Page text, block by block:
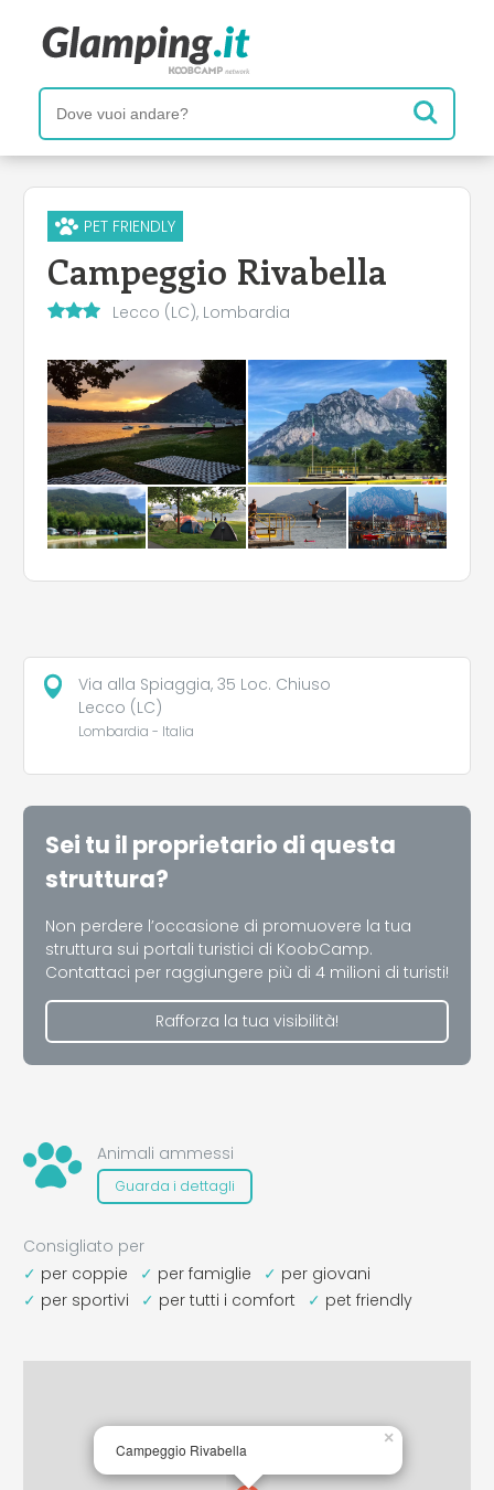
PET FRIENDLY
Campeggio Rivabella
Lecco (LC), Lombardia
Animali ammessi
Guarda i dettagli
Consigliato per
per coppie
per famiglie
per giovani
per sportivi
per tutti i comfort pet friendly
Campeggio Rivabella
×
+
−
Via alla Spiaggia, 35 Loc. Chiuso
Lecco (LC)
Lombardia - Italia
Sei tu il proprietario di questa
struttura?
Non perdere l’occasione di promuovere la tua
struttura sui portali turistici di KoobCamp.
Contattaci per raggiungere più di 4 milioni di turisti!
Rafforza la tua visibilità!